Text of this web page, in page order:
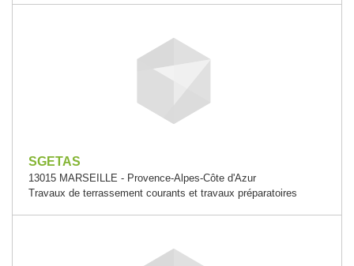
SGETAS
13015 MARSEILLE - Provence-Alpes-Côte d'Azur
Travaux de terrassement courants et travaux préparatoires